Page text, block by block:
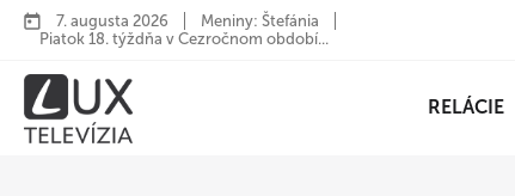
7. augusta 2026
Meniny: Štefánia
Piatok 18. týždňa v Cezročnom období...
RELÁCIE